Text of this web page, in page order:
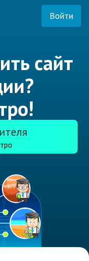
Войти
сайт